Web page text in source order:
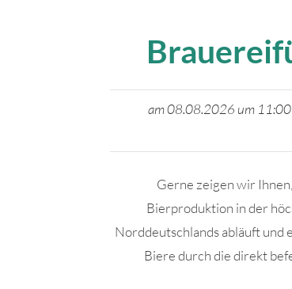
am 08.08.2026 um
Gerne zeigen wir
Bierproduktion in der
Norddeutschlands abläuft und
Biere durch die direkt